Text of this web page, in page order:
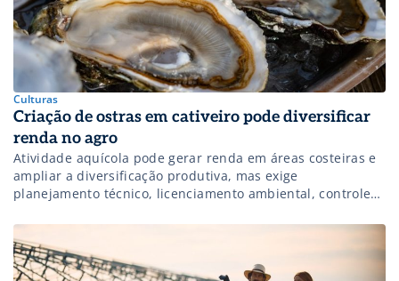
Culturas
Criação de ostras em cativeiro pode diversificar
renda no agro
Atividade aquícola pode gerar renda em áreas costeiras e
ampliar a diversificação produtiva, mas exige
planejamento técnico, licenciamento ambiental, controle